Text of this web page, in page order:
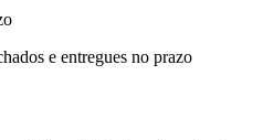
e entregues no prazo